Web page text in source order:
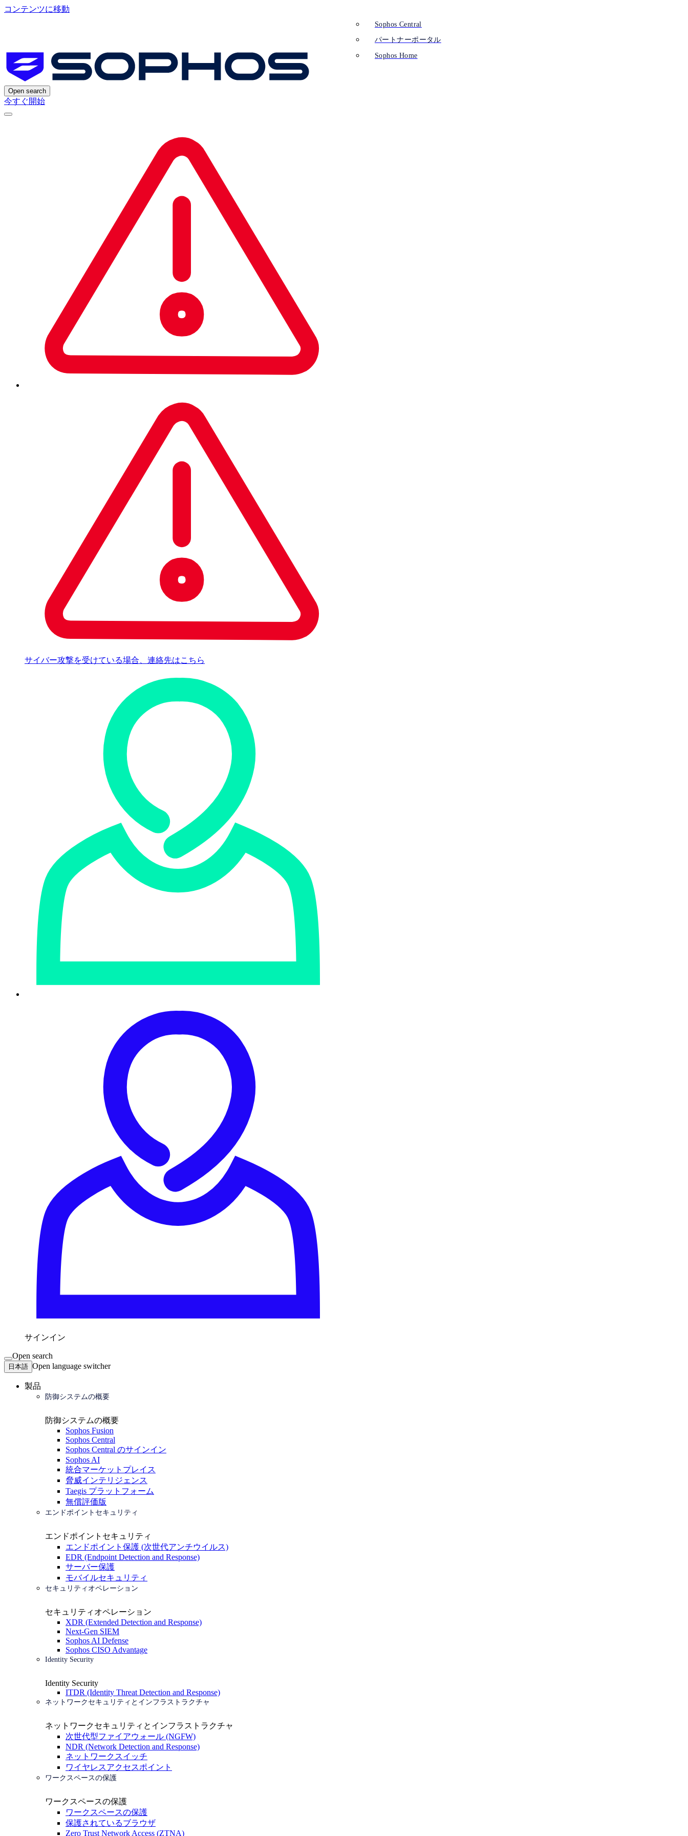
コンテンツに移動
Open search
今すぐ開始
サイバー攻撃を受けている場合、連絡先はこちら
サインイン
Sophos Central
パートナーポータル
Sophos Home
Open search
日本語 Open language switcher
製品
防御システムの概要
防御システムの概要
Sophos Fusion
Sophos Central
Sophos Central のサインイン
Sophos AI
統合マーケットプレイス
脅威インテリジェンス
Taegis プラットフォーム
無償評価版
エンドポイントセキュリティ
エンドポイントセキュリティ
エンドポイント保護 (次世代アンチウイルス)
EDR (Endpoint Detection and Response)
サーバー保護
モバイルセキュリティ
セキュリティオペレーション
セキュリティオペレーション
XDR (Extended Detection and Response)
Next-Gen SIEM
Sophos AI Defense
Sophos CISO Advantage
Identity Security
Identity Security
ITDR (Identity Threat Detection and Response)
ネットワークセキュリティとインフラストラクチャ
ネットワークセキュリティとインフラストラクチャ
次世代型ファイアウォール (NGFW)
NDR (Network Detection and Response)
ネットワークスイッチ
ワイヤレスアクセスポイント
ワークスペースの保護
ワークスペースの保護
ワークスペースの保護
保護されているブラウザ
Zero Trust Network Access (ZTNA)